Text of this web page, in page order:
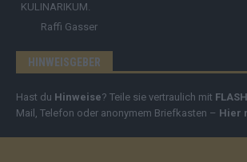
KULINARIKUM.
Raffi Gasser
HINWEISGEBER
Hast du Hinweise? Teile sie vertraulich mit
Mail, Telefon oder anonymem Briefkasten – Hier